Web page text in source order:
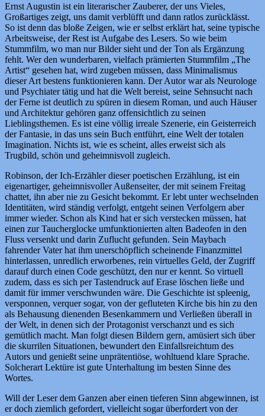
Ernst Augustin ist ein literarischer Zauberer, der uns Vieles,
Großartiges zeigt, uns damit verblüfft und dann ratlos zurücklässt.
So ist denn das bloße Zeigen, wie er selbst erklärt hat, seine typische
Arbeitsweise, der Rest ist Aufgabe des Lesers. So wie beim
Stummfilm, wo man nur Bilder sieht und der Ton als Ergänzung
fehlt. Wer den wunderbaren, vielfach prämierten Stummfilm „The
Artist“ gesehen hat, wird zugeben müssen, dass Minimalismus
dieser Art bestens funktionieren kann. Der Autor war als Neurologe
und Psychiater tätig und hat die Welt bereist, seine Sehnsucht nach
der Ferne ist deutlich zu spüren in diesem Roman, und auch Häuser
und Architektur gehören ganz offensichtlich zu seinen
Lieblingsthemen. Es ist eine völlig irreale Szenerie, ein Geisterreich
der Fantasie, in das uns sein Buch entführt, eine Welt der totalen
Imagination. Nichts ist, wie es scheint, alles erweist sich als
Trugbild, schön und geheimnisvoll zugleich.
Robinson, der Ich-Erzähler dieser poetischen Erzählung, ist ein
eigenartiger, geheimnisvoller Außenseiter, der mit seinem Freitag
chattet, ihn aber nie zu Gesicht bekommt. Er lebt unter wechselnden
Identitäten, wird ständig verfolgt, entgeht seinen Verfolgern aber
immer wieder. Schon als Kind hat er sich verstecken müssen, hat
einen zur Taucherglocke umfunktionierten alten Badeofen in den
Fluss versenkt und darin Zuflucht gefunden. Sein Maybach
fahrender Vater hat ihm unerschöpflich scheinende Finanzmittel
hinterlassen, unredlich erworbenes, rein virtuelles Geld, der Zugriff
darauf durch einen Code geschützt, den nur er kennt. So virtuell
zudem, dass es sich per Tastendruck auf Erase löschen ließe und
damit für immer verschwunden wäre. Die Geschichte ist spleenig,
versponnen, verquer sogar, von der gefluteten Kirche bis hin zu den
als Behausung dienenden Besenkammern und Verließen überall in
der Welt, in denen sich der Protagonist verschanzt und es sich
gemütlich macht. Man folgt diesen Bildern gern, amüsiert sich über
die skurrilen Situationen, bewundert den Einfallsreichtum des
Autors und genießt seine unprätentiöse, wohltuend klare Sprache.
Solcherart Lektüre ist gute Unterhaltung im besten Sinne des
Wortes.
Will der Leser dem Ganzen aber einen tieferen Sinn abgewinnen, ist
er doch ziemlich gefordert, vielleicht sogar überfordert von der